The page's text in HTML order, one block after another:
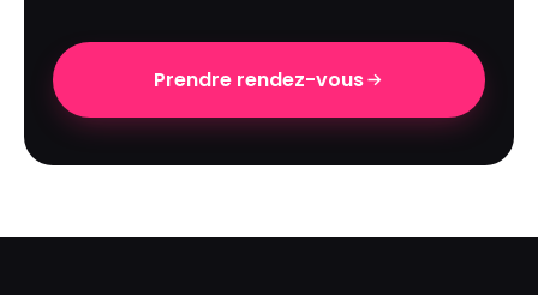
Prendre rendez-vous